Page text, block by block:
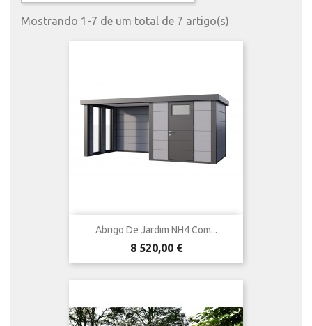
Mostrando 1-7 de um total de 7 artigo(s)
Abrigo De Jardim NH4 Com...
Preço
8 520,00 €